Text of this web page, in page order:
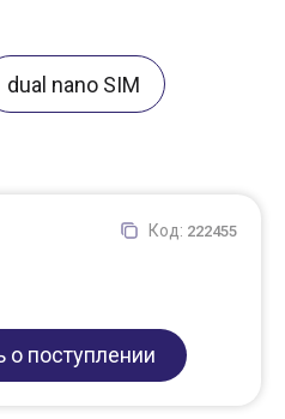
dual nano SIM
Код: 222455
о поступлении